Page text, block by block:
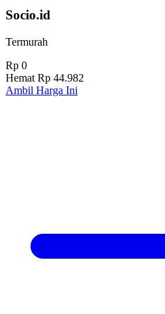
Socio.id
Termurah
Rp 0
Hemat Rp 44.982
Ambil Harga Ini